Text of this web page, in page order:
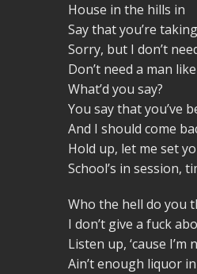
House in the hills in
Say that you’re
Sorry, but I don’t
Don’t need a man
What’d you say?
You say that you’ve
And I should come
Hold up, let me set
School’s in session,
Who the hell do you
I don’t give a fuck
Listen up, ‘cause
Ain’t enough liquor